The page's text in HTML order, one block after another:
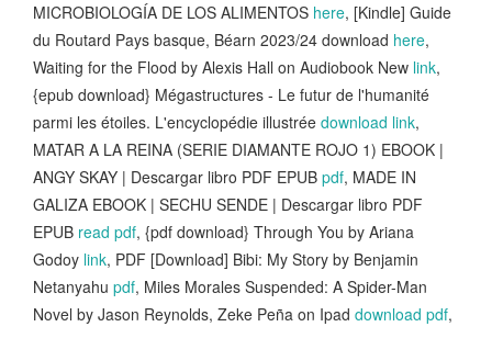
MICROBIOLOGÍA DE LOS ALIMENTOS here, [Kindle] Guide
du Routard Pays basque, Béarn 2023/24 download here,
Waiting for the Flood by Alexis Hall on Audiobook New link,
{epub download} Mégastructures - Le futur de l'humanité
parmi les étoiles. L'encyclopédie illustrée download link,
MATAR A LA REINA (SERIE DIAMANTE ROJO 1) EBOOK |
ANGY SKAY | Descargar libro PDF EPUB pdf, MADE IN
GALIZA EBOOK | SECHU SENDE | Descargar libro PDF
EPUB read pdf, {pdf download} Through You by Ariana
Godoy link, PDF [Download] Bibi: My Story by Benjamin
Netanyahu pdf, Miles Morales Suspended: A Spider-Man
Novel by Jason Reynolds, Zeke Peña on Ipad download pdf,